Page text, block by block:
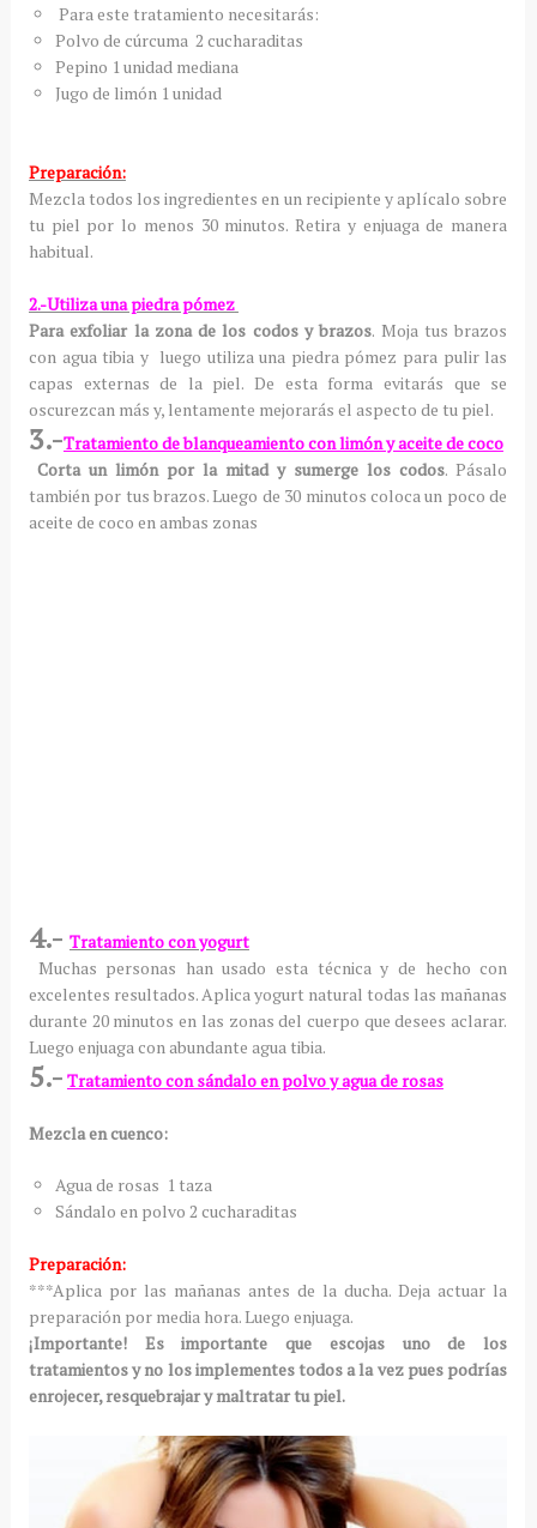
Para este tratamiento necesitarás:
Polvo de cúrcuma 2 cucharaditas
Pepino 1 unidad mediana
Jugo de limón 1 unidad
Preparación:
Mezcla todos los ingredientes en un recipiente y aplícalo sobre
tu piel por lo menos 30 minutos. Retira y enjuaga de manera
habitual.
2.-Utiliza una piedra pómez
Para exfoliar la zona de los codos y brazos. Moja tus brazos
con agua tibia y luego utiliza una piedra pómez para pulir las
capas externas de la piel. De esta forma evitarás que se
oscurezcan más y, lentamente mejorarás el aspecto de tu piel.
3.-Tratamiento de blanqueamiento con limón y aceite de coco
Corta un limón por la mitad y sumerge los codos. Pásalo
también por tus brazos. Luego de 30 minutos coloca un poco de
aceite de coco en ambas zonas
4.- Tratamiento con yogurt
Muchas personas han usado esta técnica y de hecho con
excelentes resultados. Aplica yogurt natural todas las mañanas
durante 20 minutos en las zonas del cuerpo que desees aclarar.
Luego enjuaga con abundante agua tibia.
5.- Tratamiento con sándalo en polvo y agua de rosas
Mezcla en cuenco:
Agua de rosas 1 taza
Sándalo en polvo 2 cucharaditas
Preparación:
***Aplica por las mañanas antes de la ducha. Deja actuar la
preparación por media hora. Luego enjuaga.
¡Importante! Es importante que escojas uno de los
tratamientos y no los implementes todos a la vez pues podrías
enrojecer, resquebrajar y maltratar tu piel.